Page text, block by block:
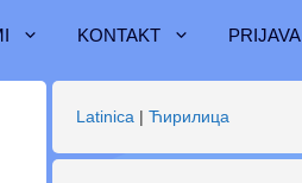
KONTAKT PRIJAVA
Latinica | Ћирилица